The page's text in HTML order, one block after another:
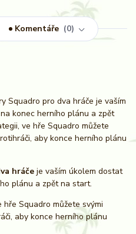
Komentáře 0
Squadro pro dva hráče je vaším
konec herního plánu a zpět
ve hře Squadro můžete
aby konce herního plánu
hráče je vaším úkolem dostat
plánu a zpět na start.
hře Squadro můžete svými
aby konce herního plánu